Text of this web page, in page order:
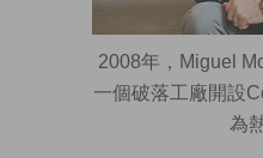
2008年，Miguel
一個破落工廠開設
為